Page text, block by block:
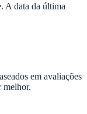
A data da última
em avaliações
melhor.